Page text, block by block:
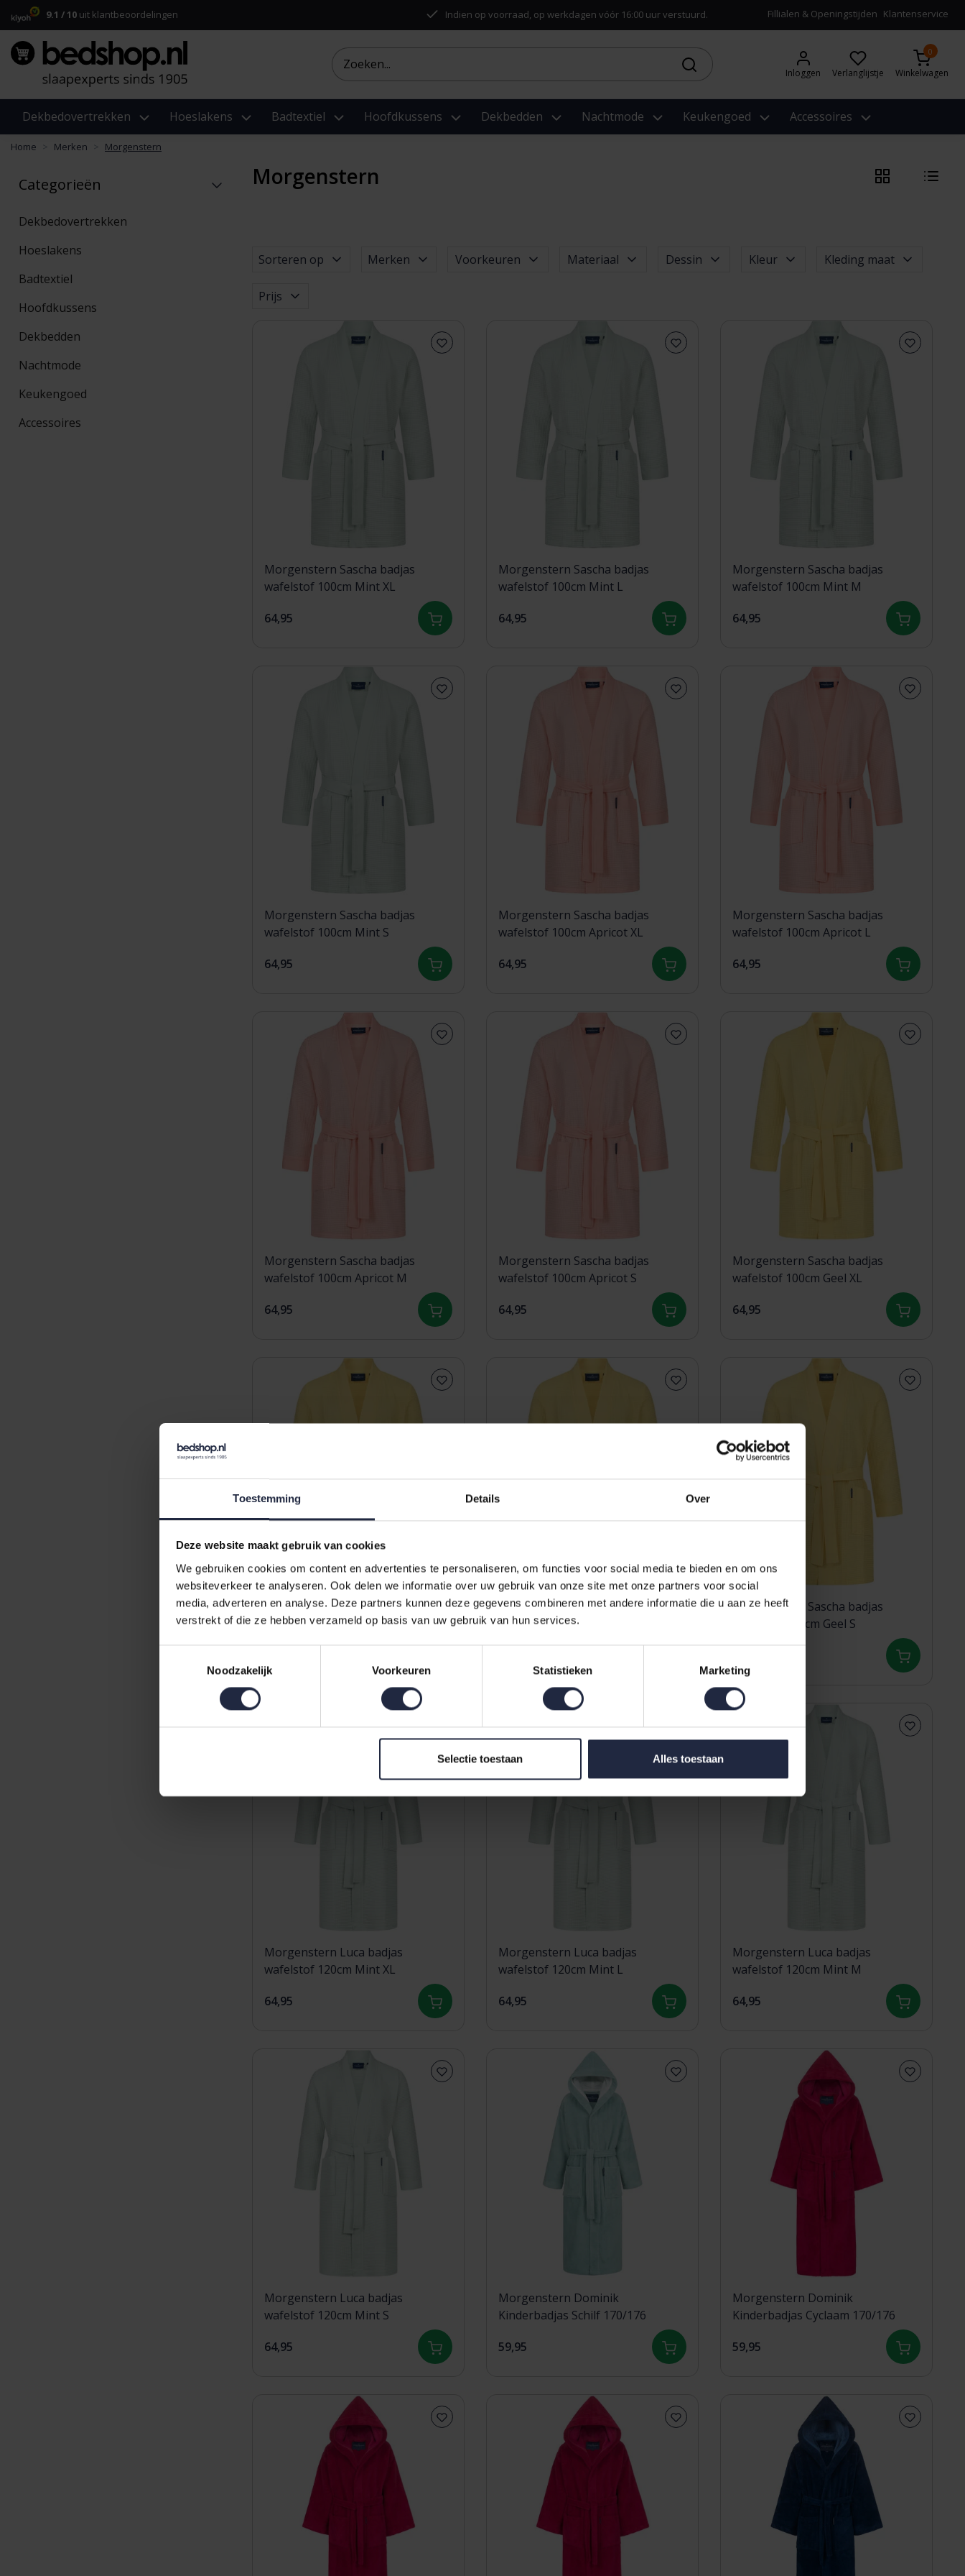
Toestemming Details Over
Deze website maakt gebruik van cookies
We gebruiken cookies om content en advertenties te personaliseren, om functies voor social media te bieden en om ons
websiteverkeer te analyseren. Ook delen we informatie over uw gebruik van onze site met onze partners voor social
media, adverteren en analyse. Deze partners kunnen deze gegevens combineren met andere informatie die u aan ze heeft
verstrekt of die ze hebben verzameld op basis van uw gebruik van hun services.
Noodzakelijk
Voorkeuren Statistieken Marketing
Selectie toestaan Alles toestaan
9.1 / 10 uit klantbeoordelingen Indien op voorraad, op werkdagen vóór 16:00 uur verstuurd. Fillialen & Openingstijden Klantenservice
Inloggen Verlanglijstje
0
Winkelwagen
Dekbedovertrekken Hoeslakens Badtextiel Hoofdkussens Dekbedden Nachtmode Keukengoed Accessoires
Home Merken Morgenstern
Categorieën
Dekbedovertrekken
Hoeslakens
Badtextiel
Hoofdkussens
Dekbedden
Nachtmode
Keukengoed
Accessoires
Morgenstern
Sorteren op Merken Voorkeuren Materiaal Dessin Kleur Kleding maat
Prijs
Morgenstern Sascha badjas
wafelstof 100cm Mint XL
64,95
Morgenstern Sascha badjas
wafelstof 100cm Mint L
64,95
Morgenstern Sascha badjas
wafelstof 100cm Mint M
64,95
Morgenstern Sascha badjas
wafelstof 100cm Mint S
64,95
Morgenstern Sascha badjas
wafelstof 100cm Apricot XL
64,95
Morgenstern Sascha badjas
wafelstof 100cm Apricot L
64,95
Morgenstern Sascha badjas
wafelstof 100cm Apricot M
64,95
Morgenstern Sascha badjas
wafelstof 100cm Apricot S
64,95
Morgenstern Sascha badjas
wafelstof 100cm Geel XL
64,95
Morgenstern Sascha badjas
wafelstof 100cm Geel L
Morgenstern Sascha badjas
wafelstof 100cm Geel M
Morgenstern Sascha badjas
wafelstof 100cm Geel S
Morgenstern Luca badjas
wafelstof 120cm Mint XL
64,95
Morgenstern Luca badjas
wafelstof 120cm Mint L
64,95
Morgenstern Luca badjas
wafelstof 120cm Mint M
64,95
Morgenstern Luca badjas
wafelstof 120cm Mint S
64,95
Morgenstern Dominik
Kinderbadjas Schilf 170/176
59,95
Morgenstern Dominik
Kinderbadjas Cyclaam 170/176
59,95